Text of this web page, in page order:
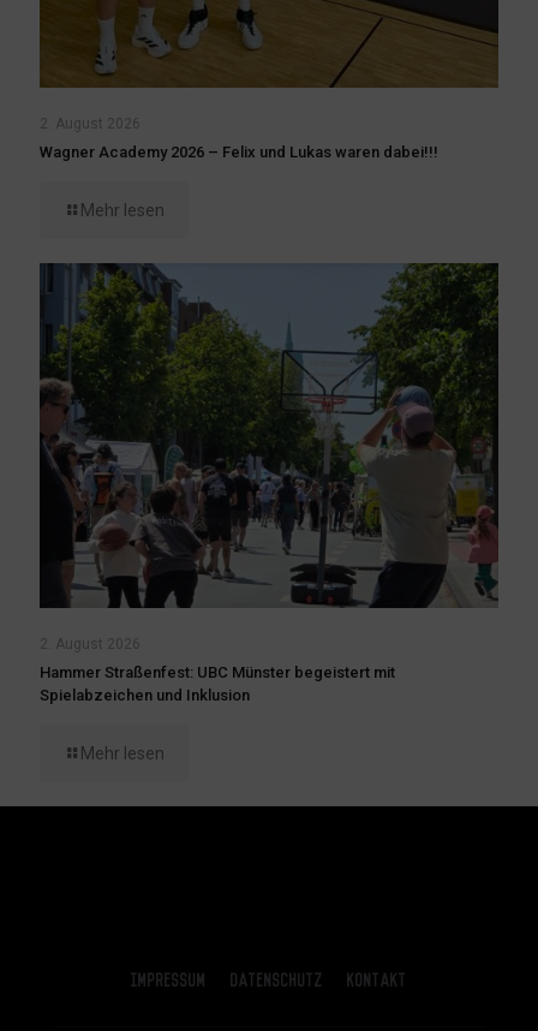
2. August 2026
Wagner Academy 2026 – Felix und Lukas waren dabei!!!
Mehr lesen
2. August 2026
Hammer Straßenfest: UBC Münster begeistert mit
Spielabzeichen und Inklusion
Mehr lesen
Impressum Datenschutz Kontakt